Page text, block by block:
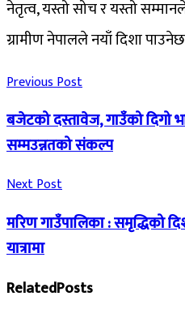
नेतृत्व, यस्तो सोच र यस्तो
ग्रामीण नेपालले नयाँ दिशा
Previous Post
बजेटको दस्तावेज, गाउँको दिगो
सम्मउन्नतको संकल्प
Next Post
मरिण गाउँपालिका : समृद्धिको
यात्रामा
RelatedPosts